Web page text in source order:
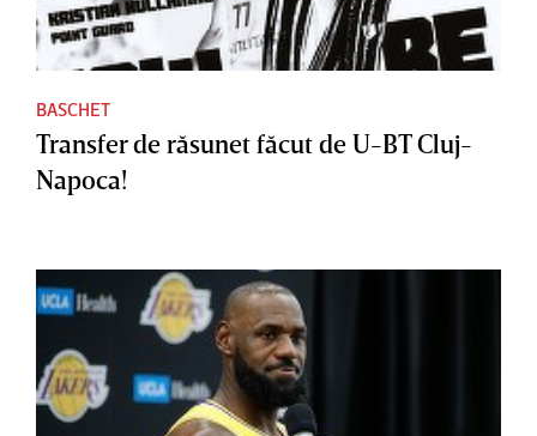
BASCHET
Transfer de răsunet făcut de U-BT Cluj-
Napoca!